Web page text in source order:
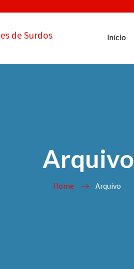
de Surdos Início
Arquivo
Home Arquivo